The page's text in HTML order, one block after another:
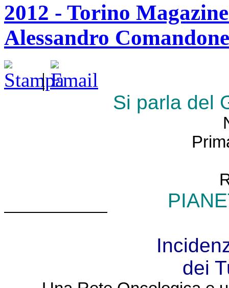
2012 - Torino
Alessandro Comandone
|
Si parla del
dei